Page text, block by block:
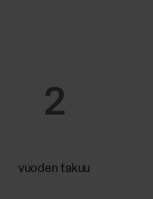
2
vuoden takuu